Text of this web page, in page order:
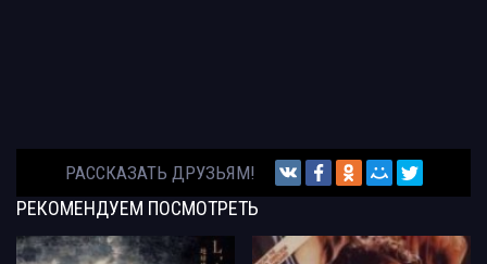
РАССКАЗАТЬ ДРУЗЬЯМ!
РЕКОМЕНДУЕМ ПОСМОТРЕТЬ